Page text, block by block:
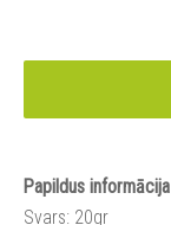
Papildus informācija
Svars: 20gr